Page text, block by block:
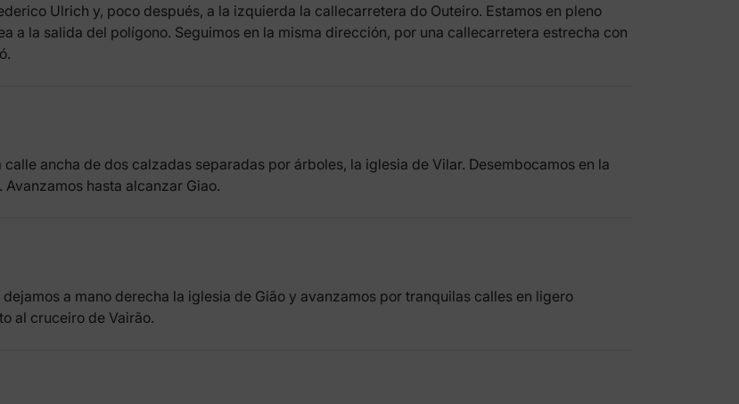
Ulrich y, poco después, a la izquierda la callecarretera do Outeiro. Estamos en pleno
a la salida del polígono. Seguimos en la misma dirección, por una callecarretera estrecha con
ancha de dos calzadas separadas por árboles, la iglesia de Vilar. Desembocamos en la
hasta alcanzar Giao.
a mano derecha la iglesia de Gião y avanzamos por tranquilas calles en ligero
al cruceiro de Vairão.